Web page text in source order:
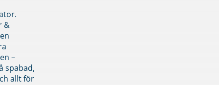
&
–
spabad,
allt för